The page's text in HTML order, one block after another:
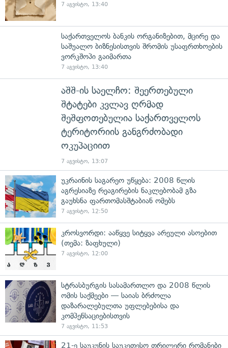
7 აგვისტო, 13:40
საქართველოს ბანკის ორგანიზებით, მცირე და
საშუალო ბიზნესისთვის შრომის უსაფრთხოების
ვორკშოპი გაიმართა
7 აგვისტო, 13:40
აშშ-ის საელჩო: შეერთებული
შტატები კვლავ ღრმად
შეშფოთებულია საქართველოს
ტერიტორიის განგრძობადი
ოკუპაციით
7 აგვისტო, 13:07
უკრაინის საგარეო უწყება: 2008 წლის
აგრესიაზე რეაგირების ნაკლებობამ გზა
გაუხსნა ფართომასშტაბიან ომებს
7 აგვისტო, 12:50
კროსვორდი: ააწყვე სიტყვა არეული ასოებით
(თემა: ზაფხული)
7 აგვისტო, 12:00
სტრასბურგის სასამართლო და 2008 წლის
ომის საქმეები — საიას ბრძოლა
დაზარალებულთა უფლებებისა და
კომპენსაციებისთვის
7 აგვისტო, 11:53
21-ე საუკუნის საუკეთესო თრილერი რომანები